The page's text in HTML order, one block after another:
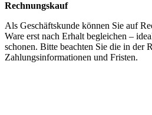
Rechnungskauf
Als Geschäfts­kunde können Sie auf
Ware erst nach Erhalt begleichen –
schonen. Bitte beachten Sie die in der
Zahlungs­informationen und Fristen.